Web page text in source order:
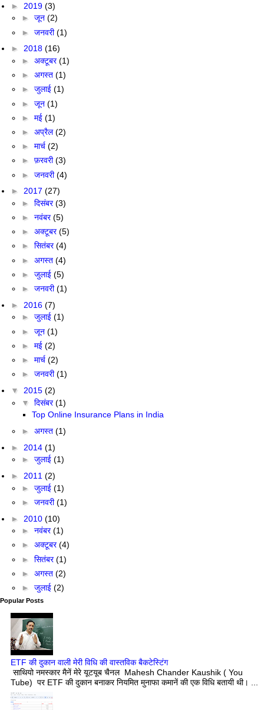
► 2019 (3)
► जून (2)
► जनवरी(1)
► 2018 (16)
► अक्टूबर(1)
► अगस्त (1)
► जुलाई (1)
► जून (1)
► मई (1)
► अप्रैल(2)
► मार्च (2)
► फ़रवरी(3)
► जनवरी(4)
► 2017 (27)
► दिसंबर(3)
► नवंबर(5)
► अक्टूबर(5)
► सितंबर(4)
► अगस्त (4)
► जुलाई (5)
► जनवरी(1)
► 2016 (7)
► जुलाई (1)
► जून (1)
► मई (2)
► मार्च (2)
► जनवरी(1)
▼ 2015 (2)
▼ दिसंबर(1)
Top Online Insurance Plans in India
► अगस्त (1)
► 2014 (1)
► जुलाई (1)
► 2011 (2)
► जुलाई (1)
► जनवरी(1)
► 2010 (10)
► नवंबर(1)
► अक्टूबर(4)
► सितंबर(1)
► अगस्त (2)
► जुलाई (2)
Popular Posts
ETF की दुकान वाली मेरी विधि की वास्तविक बैकटेस्टिंग
साथियो नमस्कार मैनें मेरे यूटयूब चैनल Mahesh Chander Kaushik ( You
Tube) पर ETF की दुकान बनाकर नियमित मुनाफा कमानें की एक विधि बतायी थी। ...